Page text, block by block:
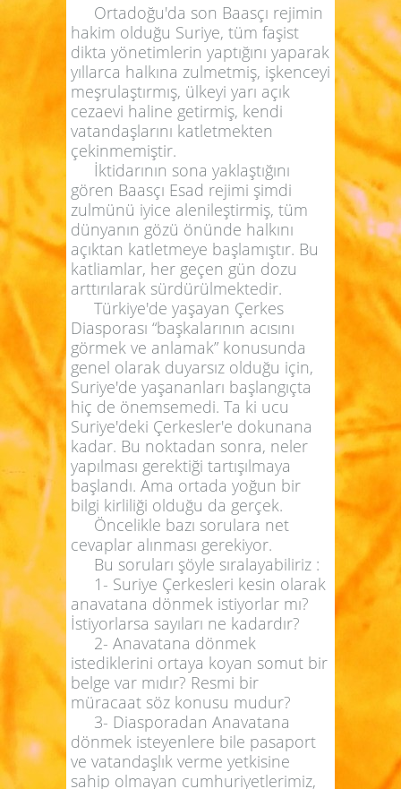
Ortadoğu'da son Baasçı rejimin
hakim olduğu Suriye, tüm faşist
dikta yönetimlerin yaptığını yaparak
yıllarca halkına zulmetmiş, işkenceyi
meşrulaştırmış, ülkeyi yarı açık
cezaevi haline getirmiş, kendi
vatandaşlarını katletmekten
çekinmemiştir.
İktidarının sona yaklaştığını
gören Baasçı Esad rejimi şimdi
zulmünü iyice alenileştirmiş, tüm
dünyanın gözü önünde halkını
açıktan katletmeye başlamıştır. Bu
katliamlar, her geçen gün dozu
arttırılarak sürdürülmektedir.
Türkiye'de yaşayan Çerkes
Diasporası “başkalarının acısını
görmek ve anlamak” konusunda
genel olarak duyarsız olduğu için,
Suriye'de yaşananları başlangıçta
hiç de önemsemedi. Ta ki ucu
Suriye'deki Çerkesler'e dokunana
kadar. Bu noktadan sonra, neler
yapılması gerektiği tartışılmaya
başlandı. Ama ortada yoğun bir
bilgi kirliliği olduğu da gerçek.
Öncelikle bazı sorulara net
cevaplar alınması gerekiyor.
Bu soruları şöyle sıralayabiliriz :
1- Suriye Çerkesleri kesin olarak
anavatana dönmek istiyorlar mı?
İstiyorlarsa sayıları ne kadardır?
2- Anavatana dönmek
istediklerini ortaya koyan somut bir
belge var mıdır? Resmi bir
müracaat söz konusu mudur?
3- Diasporadan Anavatana
dönmek isteyenlere bile pasaport
ve vatandaşlık verme yetkisine
sahip olmayan cumhuriyetlerimiz,